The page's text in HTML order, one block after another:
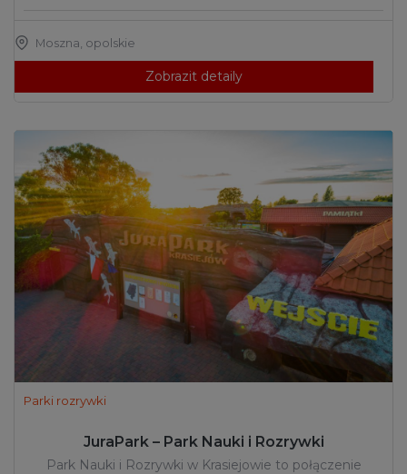
Moszna opolskie
Zobrazit detaily
Parki rozrywki
JuraPark – Park Nauki i Rozrywki
Park Nauki i Rozrywki w Krasiejowie to połączenie